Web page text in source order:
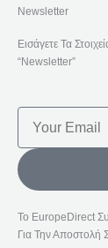
Newsletter
Εισάγετε Τα
“Newsletter”
Το EuropeDirect
Για Την Αποστολή